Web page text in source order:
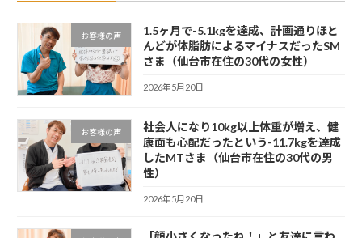
お客様の声
1.5ヶ月で-5.1kgを達成、計画通りほと
んどが体脂肪によるマイナスだったSM
さま（仙台市在住の30代の女性）
2026年5月20日
お客様の声
社会人になり10kg以上体重が増え、健
康面も心配だったという-11.7kgを達成
したMTさま（仙台市在住の30代の男
性）
2026年5月20日